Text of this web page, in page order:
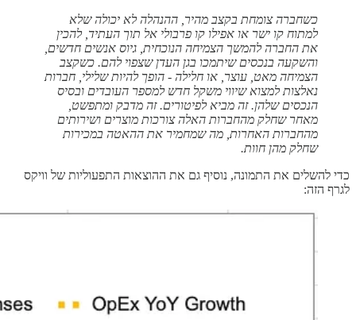
כשחברה צומחת בקצב מהיר, ההנהלה לא יכולה שלא
למתוח קו ישר או אפילו קו פרבולי אל תוך העתיד, להכין
את החברה להמשך הצמיחה הנוכחית, גיוס אנשים חדשים,
והשקעה בנכסים שיתמכו בגן העדן שצפוי להם. כשקצב
הצמיחה מאט, עוצר, או חלילה - הופך להיות שלילי, חברות
נאלצות למצוא שיווי משקל חדש למספר העובדים ובסיס
הנכסים שלהן. זה מביא לפיטורים. זה מדבק ומתפשט,
מאחר שחלק מהחברות האלה צורכות מוצרים ושירותים
מהחברות האחרות, מה שמחמיר את ההאטה במכירות
שחלק מהן חוות.
כדי להשלים את התמונה, נוסיף גם את ההוצאות התפעוליות של וויקס
לגרף הזה: